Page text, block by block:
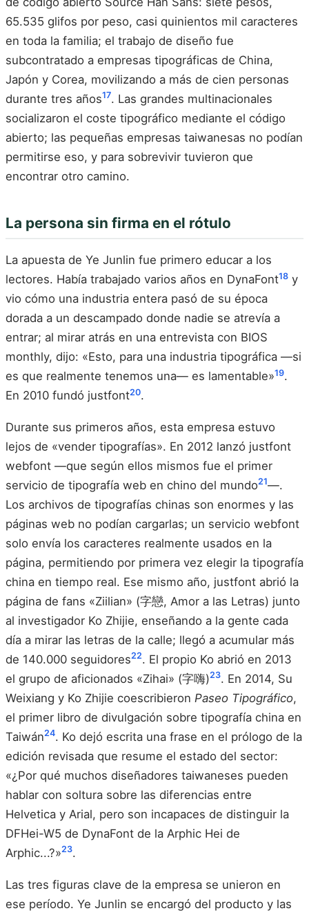
65.535 glifos por peso, casi quinientos mil caracteres
en toda la familia; el trabajo de diseño fue
subcontratado a empresas tipográficas de China,
Japón y Corea, movilizando a más de cien personas
durante tres años17. Las grandes multinacionales
socializaron el coste tipográfico mediante el código
abierto; las pequeñas empresas taiwanesas no podían
permitirse eso, y para sobrevivir tuvieron que
encontrar otro camino.
La persona sin firma en el rótulo
La apuesta de Ye Junlin fue primero educar a los
lectores. Había trabajado varios años en DynaFont18 y
vio cómo una industria entera pasó de su época
dorada a un descampado donde nadie se atrevía a
entrar; al mirar atrás en una entrevista con BIOS
monthly, dijo: «Esto, para una industria tipográfica —si
es que realmente tenemos una— es lamentable»19.
En 2010 fundó justfont20.
Durante sus primeros años, esta empresa estuvo
lejos de «vender tipografías». En 2012 lanzó justfont
webfont —que según ellos mismos fue el primer
servicio de tipografía web en chino del mundo21—.
Los archivos de tipografías chinas son enormes y las
páginas web no podían cargarlas; un servicio webfont
solo envía los caracteres realmente usados en la
página, permitiendo por primera vez elegir la tipografía
china en tiempo real. Ese mismo año, justfont abrió la
página de fans «Ziilian» (字戀, Amor a las Letras) junto
al investigador Ko Zhijie, enseñando a la gente cada
día a mirar las letras de la calle; llegó a acumular más
de 140.000 seguidores22. El propio Ko abrió en 2013
el grupo de aficionados «Zihai» (字嗨)23. En 2014, Su
Weixiang y Ko Zhijie coescribieron Paseo Tipográfico,
el primer libro de divulgación sobre tipografía china en
Taiwán24. Ko dejó escrita una frase en el prólogo de la
edición revisada que resume el estado del sector:
«¿Por qué muchos diseñadores taiwaneses pueden
hablar con soltura sobre las diferencias entre
Helvetica y Arial, pero son incapaces de distinguir la
DFHei-W5 de DynaFont de la Arphic Hei de
Arphic...?»23.
Las tres figuras clave de la empresa se unieron en
ese período. Ye Junlin se encargó del producto y las